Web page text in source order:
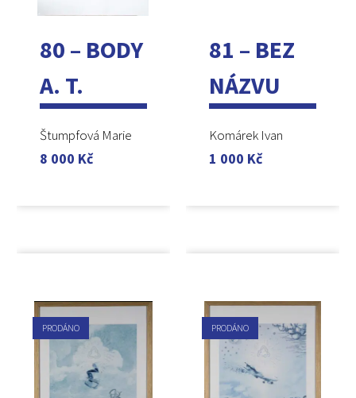
80 – BODY
A. T.
Štumpfová Marie
8 000 Kč
81 – BEZ
NÁZVU
Komárek Ivan
1 000 Kč
PRODÁNO PRODÁNO